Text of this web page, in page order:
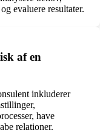
evaluere resultater.
af en
inkluderer
have
relationer.